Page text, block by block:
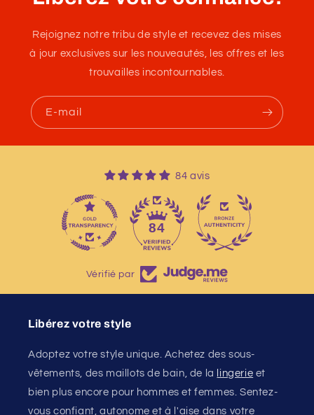
Rejoignez notre tribu de style et recevez des mises
à jour exclusives sur les nouveautés, les offres et les
trouvailles incontournables.
E-mail
84 avis
84
Vérifié par
Libérez votre style
Adoptez votre style unique. Achetez des sous-
vêtements, des maillots de bain, de la
lingerie et
bien plus encore pour hommes et femmes. Sentez-
vous confiant, autonome et à l'aise dans votre